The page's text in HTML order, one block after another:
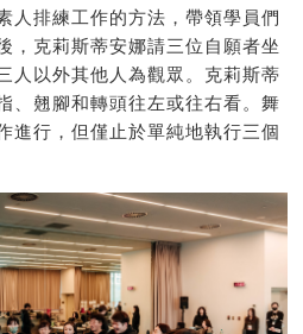
人排練工作的方法，帶領學員們
，克莉斯蒂安娜請三位自願者坐
人以外其他人為觀眾。克莉斯蒂
、翹腳和轉頭往左或往右看。舞
進行，但僅止於單純地執行三個